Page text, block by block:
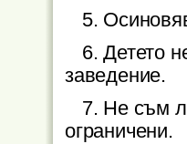
5.
6. Детето
заведение.
7. Не съм
ограничени.